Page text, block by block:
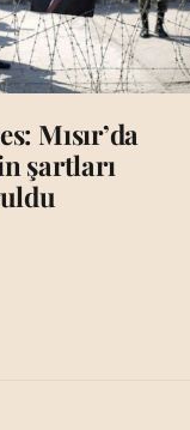
Mısır’da
şartları